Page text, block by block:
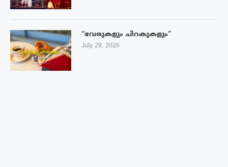
“വേരുകളും ചിറകുകളും”
July 29, 2026